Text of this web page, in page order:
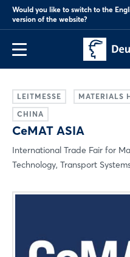
Would you like to switch to the
version of the website?
LEITMESSE
MATERIALS
CHINA
CeMAT ASIA
International Trade Fair for
Technology, Transport